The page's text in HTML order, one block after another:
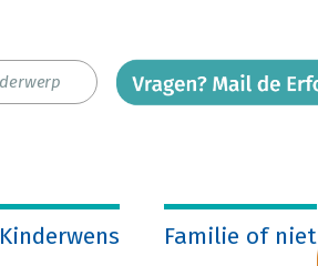
Kinderwens Familie of niet